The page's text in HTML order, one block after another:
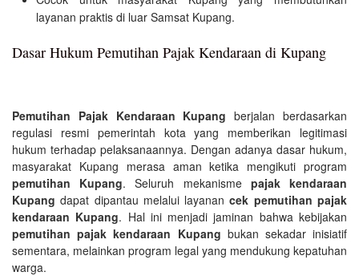
layanan praktis di luar Samsat Kupang.
Dasar Hukum Pemutihan Pajak Kendaraan di Kupang
Pemutihan Pajak Kendaraan Kupang berjalan berdasarkan
regulasi resmi pemerintah kota yang memberikan legitimasi
hukum terhadap pelaksanaannya. Dengan adanya dasar hukum,
masyarakat Kupang merasa aman ketika mengikuti program
pemutihan Kupang. Seluruh mekanisme pajak kendaraan
Kupang dapat dipantau melalui layanancek pemutihan pajak
kendaraan Kupang. Hal ini menjadi jaminan bahwa kebijakan
pemutihan pajak kendaraan Kupang bukan sekadar inisiatif
sementara, melainkan program legal yang mendukung kepatuhan
warga.